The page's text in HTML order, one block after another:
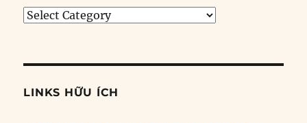
Tìm
đề
LINKS HỮU ÍCH